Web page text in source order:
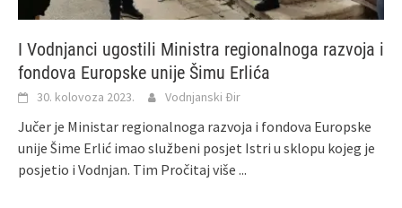
I Vodnjanci ugostili Ministra regionalnoga razvoja i
fondova Europske unije Šimu Erlića
30. kolovoza 2023. Vodnjanski Đir
Jučer je Ministar regionalnoga razvoja i fondova Europske
unije Šime Erlić imao službeni posjet Istri u sklopu kojeg je
posjetio i Vodnjan. Tim Pročitaj više ...